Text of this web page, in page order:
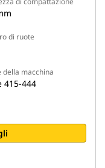
di ruote
della macchina
415-444